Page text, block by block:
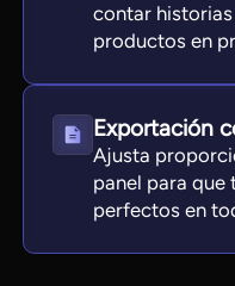
contar
productos en
Exportación
Ajusta
panel para que
perfectos en